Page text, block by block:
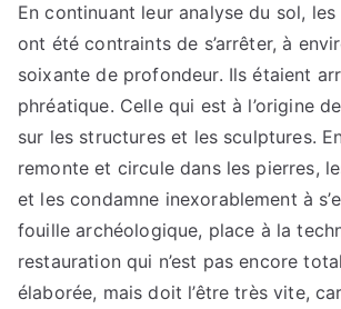
En continuant leur analyse du sol,
ont été contraints de s’arrêter, à
soixante de profondeur. Ils étaient
phréatique. Celle qui est à l’origine
sur les structures et les sculptures.
remonte et circule dans les pierres,
et les condamne inexorablement à
fouille archéologique, place à la
restauration qui n’est pas encore
élaborée, mais doit l’être très vite,